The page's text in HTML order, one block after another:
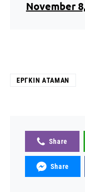
November
ΕΡΓΚΊΝ ΑΤΑΜΆΝ
Share
Share